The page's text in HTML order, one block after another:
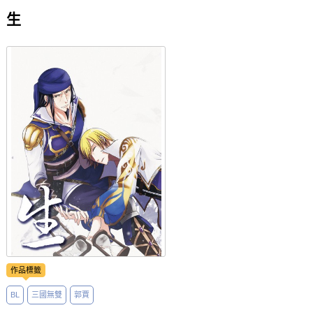
會員功能選單
註冊會員
登入
生
作品標籤
BL 三國無雙 郭賈